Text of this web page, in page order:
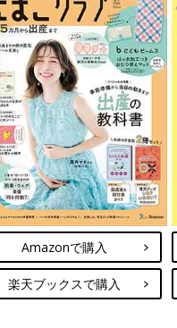
Amazonで購入
楽天ブックスで購入